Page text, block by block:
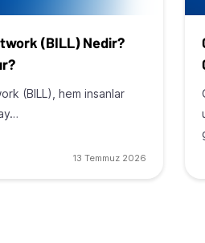
(BILL) Nedir?
(BILL), hem insanlar
13 Temmuz 2026